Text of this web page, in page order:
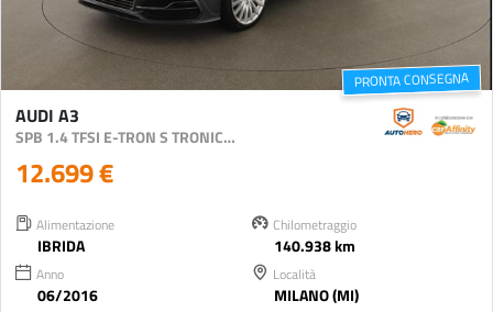
PRONTA CONSEGNA
AUDI A3
SPB 1.4 TFSI E-TRON S TRONIC AMBITION
12.699 €
Alimentazione
IBRIDA
Chilometraggio
140.938 km
Anno
06/2016
Località
MILANO (MI)